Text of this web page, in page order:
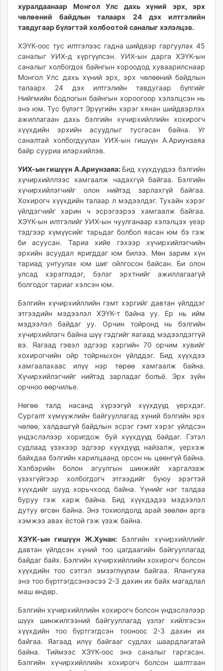
unuudur.mn
isee.mn
mglradio.com
fact.mn
itoim.mn
tumen.mn
times.mn
tvmongolia.mn
mass.mn
unegui.mn
assa.mn
tac.mn
paparazzi.mn
unread.today
хуралдаанаар Монгол Улс дахь хүний эрх, эрх
чөлөөний байдлын талаарх 24 дэх илтгэлийн
тавдугаар бүлэгтэй холбоотой саналыг хэлэлцэв.
ХЭҮК-оос тус илтгэлээс гадна шийдвэр гаргуулах 45
саналыг УИХ-д хүргүүлсэн. УИХ-ын дарга ХЭҮК-ын
саналыг холбогдох байнгын хороодод хуваарилснаар
Монгол Улс дахь хүний эрх, эрх чөлөөний байдлын
талаарх 24 дэх илтгэлийн тавдугаар бүлгийг
Нийгмийн бодлогын байнгын хороогоор хэлэлцсэн нь
энэ юм. Тус бүлэгт Эрүүгийн хэрэг хянан шийдвэрлэх
ажиллагаан дахь бэлгийн хүчирхийллийн хохирогч
хүүхдийн эрхийн асуудлыг тусгасан байна. Уг
саналтай холбогдуулан УИХ-ын гишүүн А.Ариунзаяа
байр сууриа илэрхийлэв.
УИХ-ын гишүүн А.Ариунзаяа: Бид хүүхдүүдээ бэлгийн
хүчирхийллээс хамгаалж чадахгүй байгаа. Бэлгийн
хүчирхийлэгчийг олон нийтэд зарлахгүй байгаа.
Хохирогч хүүхдийн талаар л мэдээлдэг. Тухайн хэрэг
үйлдэгчийг харин ч эсрэгээрээ хамгаалж байгаа.
ХЭҮК-ын илтгэлийг УИХ-ын чуулганаар хэлэлцэх үеэр
тэдгээр хүмүүсийг тарьдаг болбол яасан юм бэ гэж
би асуусан. Тариа хийе гэхээр хүчирхийлэгчийн
эрхийн асуудал яригддаг юм билээ. Мөн зарим хүн
тариад унтуулах юм шиг ойлгосон байсан. Би олон
улсад хэрэглэдэг, бэлэг эрхтнийг ажиллагаагүй
болгодог тариаг хэлсэн юм.
Бэлгийн хүчирхийллийн гэмт хэргийг давтан үйлддэг
этгээдийн мэдээлэл ХЭҮК-т байна уу. Ер нь ийм
мэдээлэл байдаг уу. Орчин тойронд нь бэлгийн
хүчирхийлэгч байна шүү гэдгийг яагаад мэдээлдэггүй
вэ. Яагаад гэвэл эдгээр хэргийн 70 орчим хувийг
хохирогчийн ойр тойрныхон үйлддэг. Бид хүүхдээ
хамгаалахаас илүү нэр төрөө хамгаалж байна.
Хүчирхийлэгчийг нийтэд зарладаг болъё. Эрх зүйн
орчноо өөрчилье.
Нөгөө талд насанд хүрээгүй хүүхдүүд үерхдэг.
Сургалт хүмүүжлийн байгууллагад хүний бэлгийн эрх
чөлөө, халдашгүй байдлын эсрэг гэмт хэрэг үйлдсэн
үндэслэлээр хоригдож буй хүүхдүүд байдаг. Гэтэл
судлаад үзэхээр эдгээр хүүхдүүд найзалж, үерхэж
байхдаа бэлгийн харилцаанд орсон нь цөөнгүй байна.
Хэлбэрийн болон агуулгын шинжийг харгалзаж
үзэхгүйгээр холбогдогч этгээдийг буюу эрэгтэй
хүүхдийг шууд хорьчхоод байна. Үүнийг нэг талдаа
буруу гэж харж байна. Бид хүүхдэдээ мэдээлэл
дутуу өгсөн байна. Энэ тохиолдолд арай зөөлөн арга
хэмжээ авах ёстой гэж үзэж байна.
ХЭҮК-ын гишүүн Ж.Хунан: Бэлгийн хүчирхийллийг
давтан үйлдсэн хүний тоо цагдаагийн байгууллагад
байдаг байх. Бэлгийн хүчирхийллийн хохирогч болсон
хүүхдийн тоо сэтгэл эмзэглүүлэм байгаа. Ялангуяа
энэ тоо бүртгэгдсэнээсээ 2-3 дахин их байх магадлал
маш өндөр.
Бэлгийн хүчирхийллийн хохирогч болсон үндэслэлээр
шүүх шинжилгээний байгууллагад үзлэг хийлгэсэн
хүүхдийн тоо бүртгэгдсэн тооноос 2-3 дахин их
байгаа. Яагаад илүү байгааг судлах шаардлагатай
байна. Тиймээс ХЭҮК-оос энэ саналыг гаргасан.
Бэлгийн хүчирхийллийн хохирогч болсон шалтгаан